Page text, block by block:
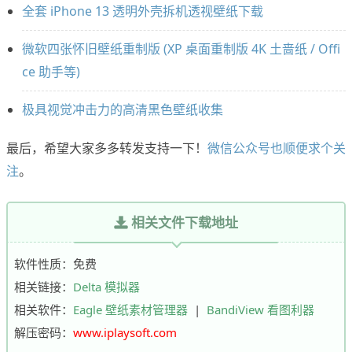
全套 iPhone 13 透明外壳拆机透视壁纸下载
微软四张怀旧壁纸重制版 (XP 桌面重制版 4K 土啬纸 / Offi
ce 助手等)
极具视觉冲击力的高清黑色壁纸收集
最后，希望大家多多转发支持一下！ 微信公众号也顺便求个关
注。
相关文件下载地址
软件性质：免费
相关链接： Delta 模拟器
相关软件： Eagle 壁纸素材管理器 | BandiView 看图利器
解压密码： www.iplaysoft.com